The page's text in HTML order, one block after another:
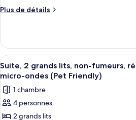
à
(Pet
Friendly)
réfrigérateur
micro-
ondes
(Pet
Friendly)
de
Standard,
2
grands
lits,
non-
fumeurs,
balcon
Plus de détails
Plus
le
type
de
chambre
Standard,
2
grands
Afficher
toutes
les
photos
pour
6
Suite, 2 grands lits, non-fumeurs,
micro-ondes (Pet Friendly)
1 chambre
4 personnes
2 grands lits